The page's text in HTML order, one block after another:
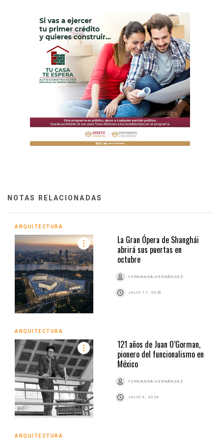
NOTAS RELACIONADAS
ARQUITECTURA
La Gran Ópera de Shanghái
abrirá sus puertas en
octubre
FERNANDA HERNÁNDEZ
JULIO 17, 2026
ARQUITECTURA
121 años de Juan O’Gorman,
pionero del funcionalismo en
México
FERNANDA HERNÁNDEZ
JULIO 6, 2026
ARQUITECTURA